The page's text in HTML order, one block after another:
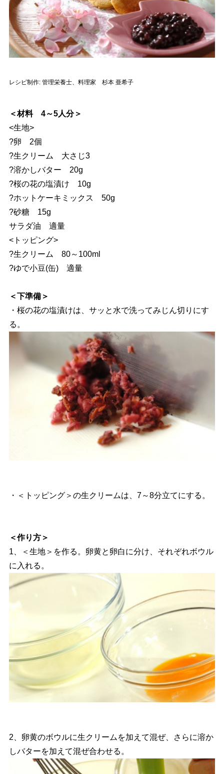
レシピ制作: 管理栄養士、料理家 杉本 亜希子
＜材料 4～5人分＞
<生地>
?卵 2個
?生クリーム 大さじ3
?溶かしバター 20g
?桜の花の塩漬け 10g
?ホットケーキミックス 50g
?砂糖 15g
サラダ油 適量
<トッピング>
?生クリーム 80～100ml
?ゆで小豆(缶) 適量
＜下準備＞
・桜の花の塩漬けは、サッと水で洗ってみじん切りにす
る。
・＜トッピング＞の生クリームは、7～8分立てにする。
＜作り方＞
1、＜生地＞を作る。卵黄と卵白に分け、それぞれボウル
に入れる。
2、卵黄のボウルに生クリームを加えて混ぜ、さらに溶か
しバターを加えて混ぜ合わせる。